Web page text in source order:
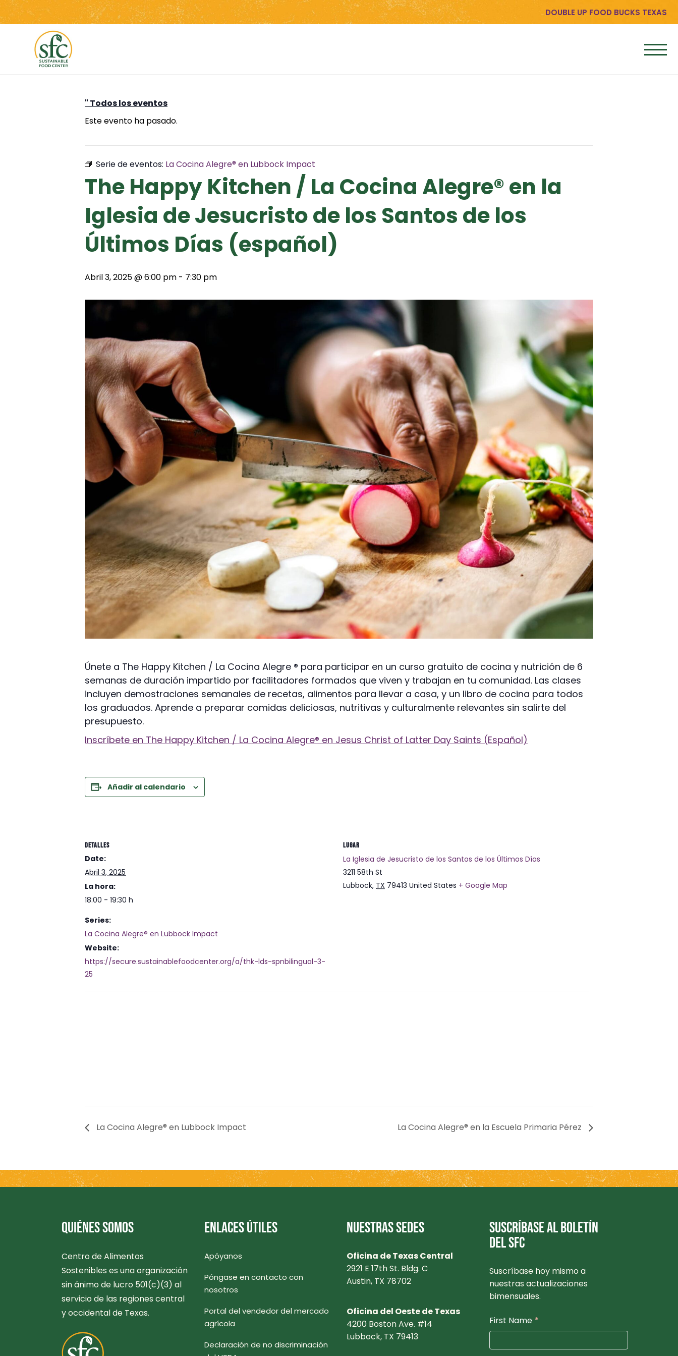
Saltar
contenido
DOUBLE UP FOOD BUCKS TEXAS
" Todos los eventos
Este evento ha pasado.
Serie de eventos: La Cocina Alegre® en Lubbock Impact
The Happy Kitchen / La Cocina Alegre® en la
Iglesia de Jesucristo de los Santos de los
Últimos Días (español)
Abril 3, 2025 @ 6:00 pm - 7:30 pm
Únete a The Happy Kitchen / La Cocina Alegre ® para participar en un curso gratuito de cocina y nutrición de 6
semanas de duración impartido por facilitadores formados que viven y trabajan en tu comunidad. Las clases
incluyen demostraciones semanales de recetas, alimentos para llevar a casa, y un libro de cocina para todos
los graduados. Aprende a preparar comidas deliciosas, nutritivas y culturalmente relevantes sin salirte del
presupuesto.
Inscríbete en The Happy Kitchen / La Cocina Alegre® en Jesus Christ of Latter Day Saints (Español)
Añadir al calendario
DETALLES
Date:
Abril 3, 2025
La hora:
18:00 - 19:30 h
Series:
La Cocina Alegre® en Lubbock Impact
Website:
https://secure.sustainablefoodcenter.org/a/thk-lds-spnbilingual-3-
25
LUGAR
La Iglesia de Jesucristo de los Santos de los Últimos Días
3211 58th St
Lubbock, TX 79413 United States + Google Map
La Cocina Alegre® en Lubbock Impact La Cocina Alegre® en la Escuela Primaria Pérez
QUIÉNES SOMOS
Centro de Alimentos
Sostenibles es una organización
sin ánimo de lucro 501(c)(3) al
servicio de las regiones central
y occidental de Texas.
ENLACES ÚTILES
Apóyanos
Póngase en contacto con
nosotros
Portal del vendedor del mercado
agrícola
Declaración de no discriminación
NUESTRAS SEDES
Oficina de Texas Central
2921 E 17th St. Bldg. C
Austin, TX 78702
Oficina del Oeste de Texas
4200 Boston Ave. #14
Lubbock, TX 79413
SUSCRÍBASE AL BOLETÍN
DEL SFC
Suscríbase hoy mismo a
nuestras actualizaciones
bimensuales.
First Name *